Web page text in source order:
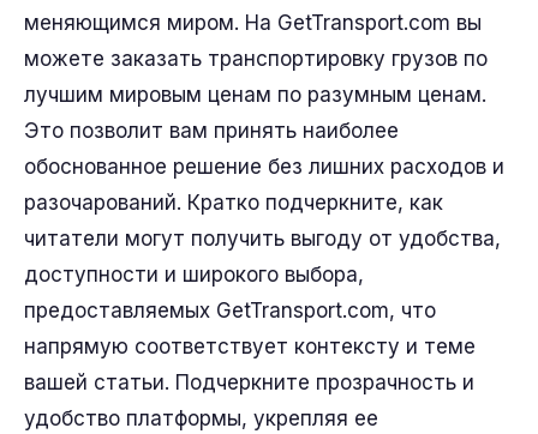
меняющимся миром. На GetTransport.com вы
можете заказать транспортировку грузов по
лучшим мировым ценам по разумным ценам.
Это позволит вам принять наиболее
обоснованное решение без лишних расходов и
разочарований. Кратко подчеркните, как
читатели могут получить выгоду от удобства,
доступности и широкого выбора,
предоставляемых GetTransport.com, что
напрямую соответствует контексту и теме
вашей статьи. Подчеркните прозрачность и
удобство платформы, укрепляя ее